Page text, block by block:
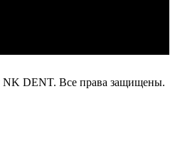
NK DENT. Все права защищены.